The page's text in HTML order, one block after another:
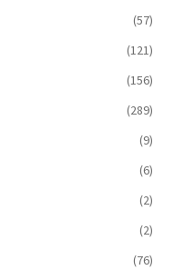
(57)
(121)
(156)
(289)
(9)
(6)
(2)
(2)
(76)